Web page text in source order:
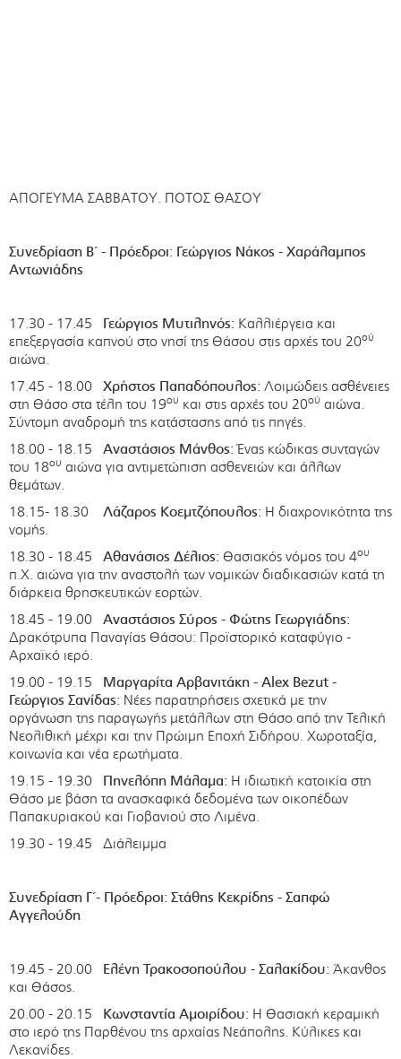
ΑΠΟΓΕΥΜΑ ΣΑΒΒΑΤΟΥ. ΠΟΤΟΣ ΘΑΣΟΥ
Συνεδρίαση Β΄ - Πρόεδροι: Γεώργιος Νάκος - Χαράλαμπος
Αντωνιάδης
17.30 - 17.45 Γεώργιος Μυτιληνός: Καλλιέργεια και
επεξεργασία καπνού στο νησί της Θάσου στις αρχές του 20ού
αιώνα.
17.45 - 18.00 Χρήστος Παπαδόπουλος: Λοιμώδεις ασθένειες
στη Θάσο στα τέλη του 19ου και στις αρχές του 20ού αιώνα.
Σύντομη αναδρομή της κατάστασης από τις πηγές.
18.00 - 18.15 Αναστάσιος Μάνθος:Ένας κώδικας συνταγών
του 18ου αιώνα για αντιμετώπιση ασθενειών και άλλων
θεμάτων.
18.15- 18.30 Λάζαρος Κοεμτζόπουλος: Η διαχρονικότητα της
νομής.
18.30 - 18.45 Αθανάσιος Δέλιος: Θασιακός νόμος του 4ου
π.Χ. αιώνα για την αναστολή των νομικών διαδικασιών κατά τη
διάρκεια θρησκευτικών εορτών.
18.45 - 19.00 Αναστάσιος Σύρος - Φώτης Γεωργιάδης:
Δρακότρυπα Παναγίας Θάσου: Προϊστορικό καταφύγιο -
Αρχαϊκό ιερό.
19.00 - 19.15 Μαργαρίτα Αρβανιτάκη - Alex Bezut -
Γεώργιος Σανίδας: Νέες παρατηρήσεις σχετικά με την
οργάνωση της παραγωγής μετάλλων στη Θάσο από την Τελική
Νεολιθική μέχρι και την Πρώιμη Εποχή Σιδήρου. Χωροταξία,
κοινωνία και νέα ερωτήματα.
19.15 - 19.30 Πηνελόπη Μάλαμα: Η ιδιωτική κατοικία στη
Θάσο με βάση τα ανασκαφικά δεδομένα των οικοπέδων
Παπακυριακού και Γιοβανιού στο Λιμένα.
19.30 - 19.45 Διάλειμμα
Συνεδρίαση Γ΄- Πρόεδροι: Στάθης Κεκρίδης - Σαπφώ
Αγγελούδη
19.45 - 20.00 Ελένη Τρακοσοπούλου - Σαλακίδου: Άκανθος
και Θάσος.
20.00 - 20.15 Κωνσταντία Αμοιρίδου: Η Θασιακή κεραμική
στο ιερό της Παρθένου της αρχαίας Νεάπολης. Κύλικες και
Λεκανίδες.